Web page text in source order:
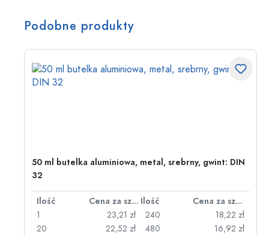
Podobne produkty
50 ml butelka aluminiowa, metal, srebrny, gwint: DIN
32
Ilość Cena za sztukę Ilość
Cena za sztukę
1
23,21 zł
20
22,52 zł
240
18,22 zł
480
16,92 zł